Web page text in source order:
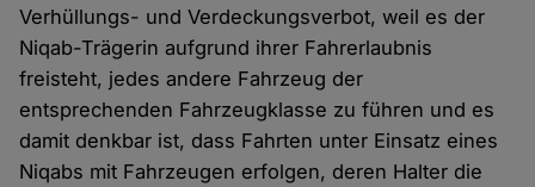
Verhüllungs- und Verdeckungsverbot, weil es der
Niqab-Trägerin aufgrund ihrer Fahrerlaubnis
freisteht, jedes andere Fahrzeug der
entsprechenden Fahrzeugklasse zu führen und es
damit denkbar ist, dass Fahrten unter Einsatz eines
Niqabs mit Fahrzeugen erfolgen, deren Halter die